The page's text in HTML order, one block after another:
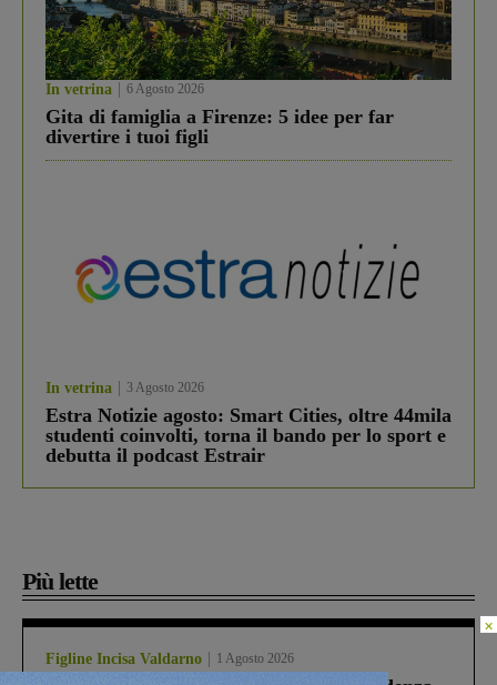
In vetrina 6 Agosto 2026
Gita di famiglia a Firenze: 5 idee per far
divertire i tuoi figli
In vetrina 3 Agosto 2026
Estra Notizie agosto: Smart Cities, oltre 44mila
studenti coinvolti, torna il bando per lo sport e
debutta il podcast Estrair
Più lette
Figline Incisa Valdarno 1 Agosto 2026
×